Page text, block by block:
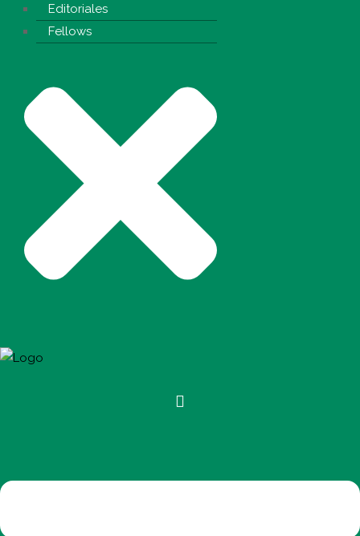
Editoriales
Fellows